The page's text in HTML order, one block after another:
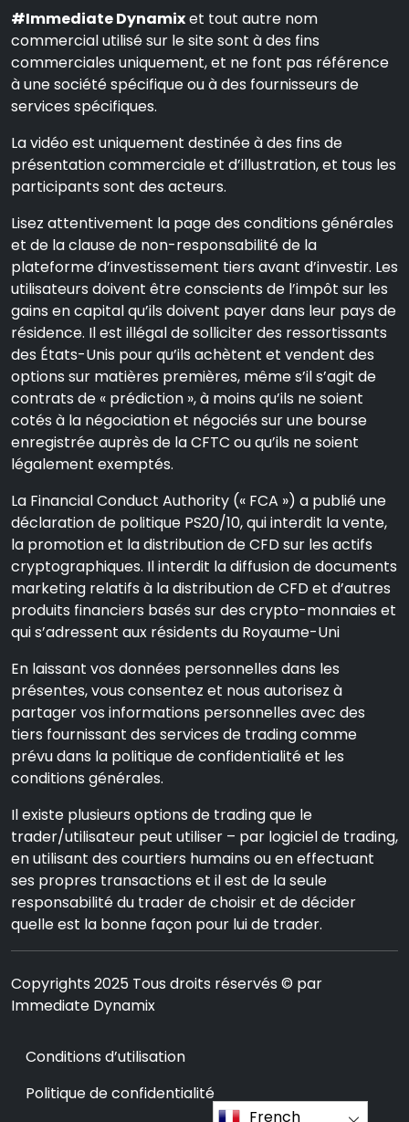
#Immediate Dynamixet tout autre nom
commercial utilisé sur le site sont à des fins
commerciales uniquement, et ne font pas référence
à une société spécifique ou à des fournisseurs de
services spécifiques.
La vidéo est uniquement destinée à des fins de
présentation commerciale et d’illustration, et tous les
participants sont des acteurs.
Lisez attentivement la page des conditions générales
et de la clause de non-responsabilité de la
plateforme d’investissement tiers avant d’investir. Les
utilisateurs doivent être conscients de l’impôt sur les
gains en capital qu’ils doivent payer dans leur pays de
résidence. Il est illégal de solliciter des ressortissants
des États-Unis pour qu’ils achètent et vendent des
options sur matières premières, même s’il s’agit de
contrats de « prédiction », à moins qu’ils ne soient
cotés à la négociation et négociés sur une bourse
enregistrée auprès de la CFTC ou qu’ils ne soient
légalement exemptés.
La Financial Conduct Authority (« FCA ») a publié une
déclaration de politique PS20/10, qui interdit la vente,
la promotion et la distribution de CFD sur les actifs
cryptographiques. Il interdit la diffusion de documents
marketing relatifs à la distribution de CFD et d’autres
produits financiers basés sur des crypto-monnaies et
qui s’adressent aux résidents du Royaume-Uni
En laissant vos données personnelles dans les
présentes, vous consentez et nous autorisez à
partager vos informations personnelles avec des
tiers fournissant des services de trading comme
prévu dans la politique de confidentialité et les
conditions générales.
Il existe plusieurs options de trading que le
trader/utilisateur peut utiliser – par logiciel de trading,
en utilisant des courtiers humains ou en effectuant
ses propres transactions et il est de la seule
responsabilité du trader de choisir et de décider
quelle est la bonne façon pour lui de trader.
Copyrights 2025 Tous droits réservés © par
Immediate Dynamix
Conditions d’utilisation
Politique de confidentialité
French